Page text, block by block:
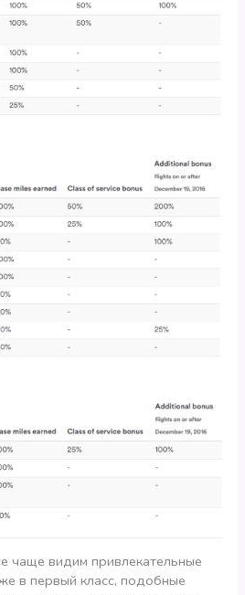
чаще видим привлекательные
в первый класс, подобные